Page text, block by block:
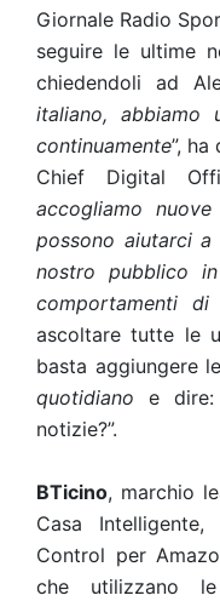
Giornale Radio
seguire le ultime
chiedendoli ad
italiano, abbiamo
continuamente”,
Chief Digital
accogliamo
possono aiutarci
nostro pubblico
comportamenti di
ascoltare tutte le
basta aggiungere
quotidiano e dire:
notizie?”.
BTicino, marchio
Casa
Control per
che utilizzano